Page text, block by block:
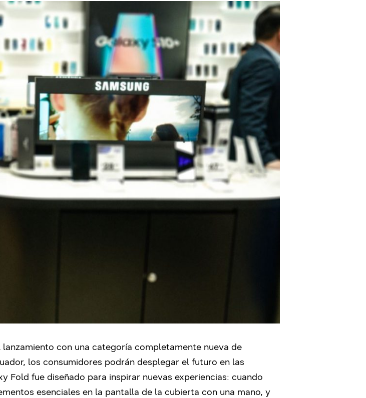
con una categoría completamente nueva de
los consumidores podrán desplegar el futuro en las
Fold fue diseñado para inspirar nuevas experiencias: cuando
esenciales en la pantalla de la cubierta con una mano, y